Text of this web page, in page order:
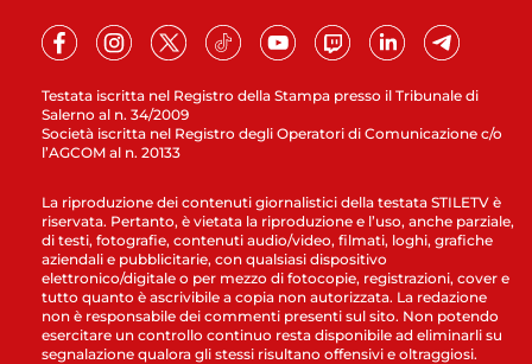
Testata iscritta nel Registro della Stampa presso il Tribunale di
Salerno al n. 34/2009
Società iscritta nel Registro degli Operatori di Comunicazione c/o
l’AGCOM al n. 20133
La riproduzione dei contenuti giornalistici della testata STILETV è
riservata. Pertanto, è vietata la riproduzione e l’uso, anche parziale,
di testi, fotografie, contenuti audio/video, filmati, loghi, grafiche
aziendali e pubblicitarie, con qualsiasi dispositivo
elettronico/digitale o per mezzo di fotocopie, registrazioni, cover e
tutto quanto è ascrivibile a copia non autorizzata. La redazione
non è responsabile dei commenti presenti sul sito. Non potendo
esercitare un controllo continuo resta disponibile ad eliminarli su
segnalazione qualora gli stessi risultano offensivi e oltraggiosi.